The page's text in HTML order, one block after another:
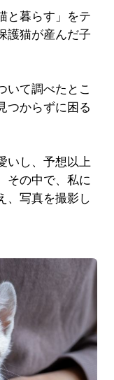
と暮らす」をテ
護猫が産んだ子
て調べたとこ
つからずに困る
いし、予想以上
その中で、私に
、写真を撮影し